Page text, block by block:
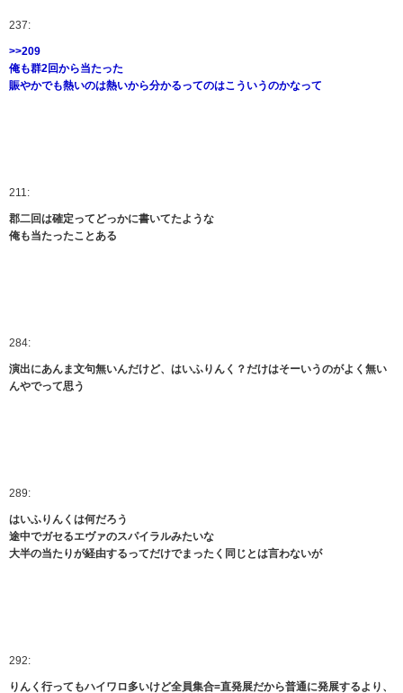
237:
>>209
俺も群2回から当たった
賑やかでも熱いのは熱いから分かるってのはこういうのかなって
211:
郡二回は確定ってどっかに書いてたような
俺も当たったことある
284:
演出にあんま文句無いんだけど、はいふりんく？だけはそーいうのがよく無い
んやでって思う
289:
はいふりんくは何だろう
途中でガセるエヴァのスパイラルみたいな
大半の当たりが経由するってだけでまったく同じとは言わないが
292:
りんく行ってもハイワロ多いけど全員集合=直発展だから普通に発展するより、